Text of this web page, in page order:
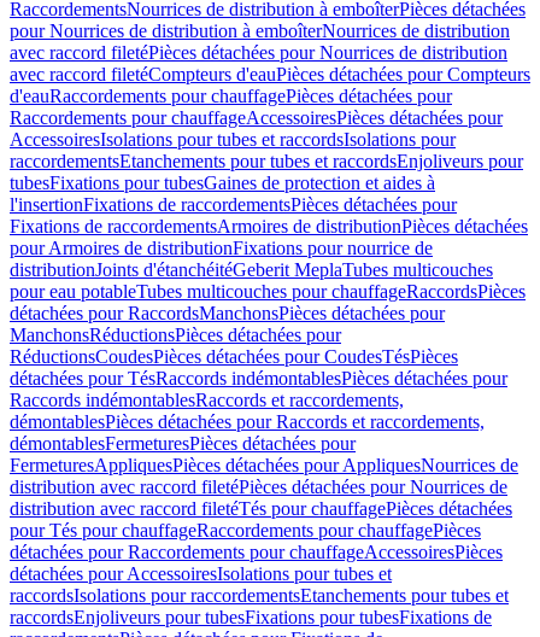
RaccordementsNourrices de distribution à emboîterPièces détachées
pour Nourrices de distribution à emboîterNourrices de distribution
avec raccord filetéPièces détachées pour Nourrices de distribution
avec raccord filetéCompteurs d'eauPièces détachées pour Compteurs
d'eauRaccordements pour chauffagePièces détachées pour
Raccordements pour chauffageAccessoiresPièces détachées pour
AccessoiresIsolations pour tubes et raccordsIsolations pour
raccordementsEtanchements pour tubes et raccordsEnjoliveurs pour
tubesFixations pour tubesGaines de protection et aides à
l'insertionFixations de raccordementsPièces détachées pour
Fixations de raccordementsArmoires de distributionPièces détachées
pour Armoires de distributionFixations pour nourrice de
distributionJoints d'étanchéitéGeberit MeplaTubes multicouches
pour eau potableTubes multicouches pour chauffageRaccordsPièces
détachées pour RaccordsManchonsPièces détachées pour
ManchonsRéductionsPièces détachées pour
RéductionsCoudesPièces détachées pour CoudesTésPièces
détachées pour TésRaccords indémontablesPièces détachées pour
Raccords indémontablesRaccords et raccordements,
démontablesPièces détachées pour Raccords et raccordements,
démontablesFermeturesPièces détachées pour
FermeturesAppliquesPièces détachées pour AppliquesNourrices de
distribution avec raccord filetéPièces détachées pour Nourrices de
distribution avec raccord filetéTés pour chauffagePièces détachées
pour Tés pour chauffageRaccordements pour chauffagePièces
détachées pour Raccordements pour chauffageAccessoiresPièces
détachées pour AccessoiresIsolations pour tubes et
raccordsIsolations pour raccordementsEtanchements pour tubes et
raccordsEnjoliveurs pour tubesFixations pour tubesFixations de